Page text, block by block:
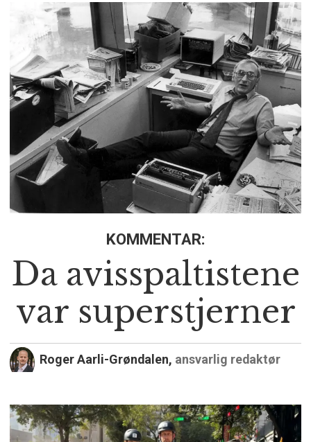
KOMMENTAR:
Da avisspaltistene
var superstjerner
Roger Aarli-Grøndalen, ansvarlig redaktør